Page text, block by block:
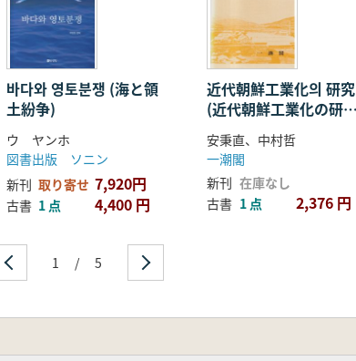
바다와 영토분쟁 (海と領
土紛争)
ウ ヤンホ
図書出版 ソニン
新刊 取り寄せ 7,920円
古書 1 点 4,400 円
近代朝鮮工業化의 研究
(近代朝鮮工業化の研
究) 1930〜1945年
安秉直、中村哲
一潮閣
新刊 在庫なし
古書 1 点 2,376 円
1 / 5